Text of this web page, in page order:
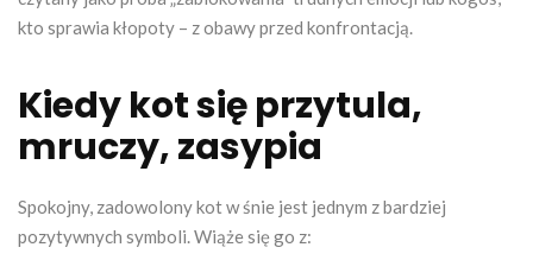
kto sprawia kłopoty – z obawy przed konfrontacją.
Kiedy kot się przytula,
mruczy, zasypia
Spokojny, zadowolony kot w śnie jest jednym z bardziej
pozytywnych symboli. Wiąże się go z: